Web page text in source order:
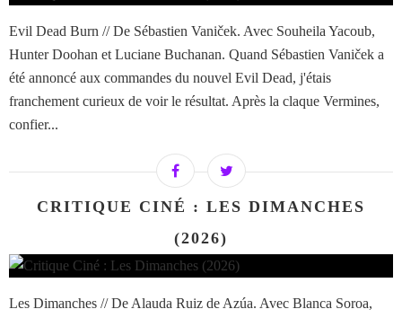
Evil Dead Burn // De Sébastien Vaniček. Avec Souheila Yacoub,
Hunter Doohan et Luciane Buchanan. Quand Sébastien Vaniček a
été annoncé aux commandes du nouvel Evil Dead, j'étais
franchement curieux de voir le résultat. Après la claque Vermines,
confier...
CRITIQUE CINÉ : LES DIMANCHES
(2026)
Les Dimanches // De Alauda Ruiz de Azúa. Avec Blanca Soroa,